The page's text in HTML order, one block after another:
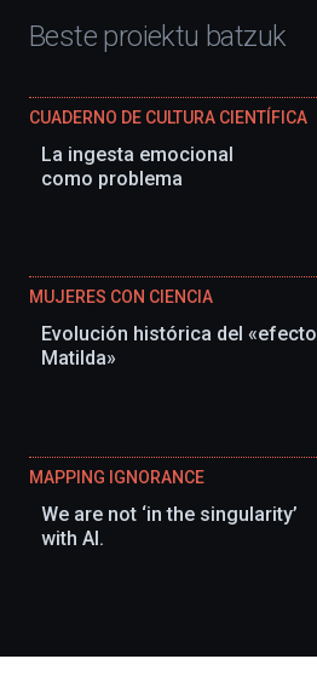
Beste proiektu batzuk
CUADERNO DE CULTURA CIENTÍFICA
La ingesta emocional
como problema
MUJERES CON CIENCIA
Evolución histórica del «efecto
Matilda»
MAPPING IGNORANCE
We are not ‘in the singularity’
with AI.